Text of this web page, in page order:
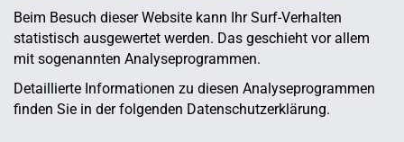
Beim Besuch dieser Website kann Ihr Surf-Verhalten
statistisch ausgewertet werden. Das geschieht vor allem
mit sogenannten Analyseprogrammen.
Detaillierte Informationen zu diesen Analyseprogrammen
finden Sie in der folgenden Datenschutzerklärung.